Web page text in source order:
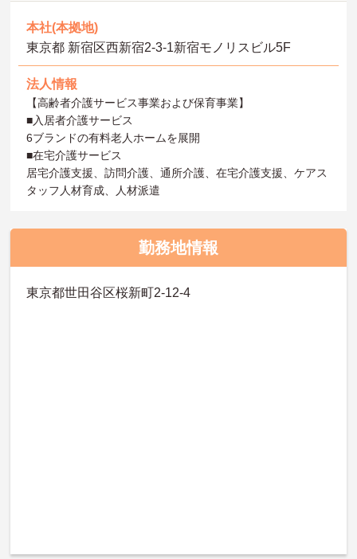
本社(本拠地)
東京都 新宿区西新宿2-3-1新宿モノリスビル5F
法人情報
【高齢者介護サービス事業および保育事業】
■入居者介護サービス
6ブランドの有料老人ホームを展開
■在宅介護サービス
居宅介護支援、訪問介護、通所介護、在宅介護支援、ケアス
タッフ人材育成、人材派遣
勤務地情報
東京都世田谷区桜新町2-12-4